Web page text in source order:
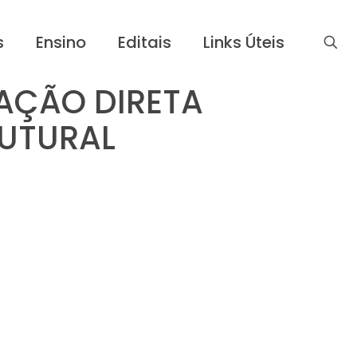
Ensino Editais Links Úteis
DIRETA